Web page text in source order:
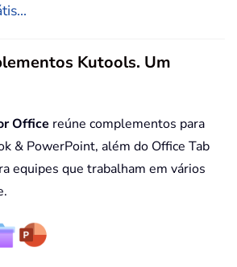
Kutools. Um
Office reúne complementos para
& PowerPoint, além do Office Tab
equipes que trabalham em vários